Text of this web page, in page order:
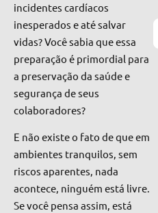
incidentes cardíacos
inesperados e até salvar
vidas? Você sabia que essa
preparação é primordial para
a preservação da saúde e
segurança de seus
colaboradores?
E não existe o fato de que em
ambientes tranquilos, sem
riscos aparentes, nada
acontece, ninguém está livre.
Se você pensa assim, está